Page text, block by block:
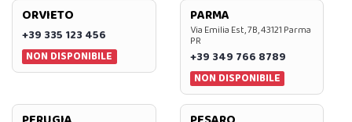
ORVIETO
+39 335 123 456
NON DISPONIBILE
PARMA
Via Emilia Est, 7B, 43121 Parma
PR
+39 349 766 8789
NON DISPONIBILE